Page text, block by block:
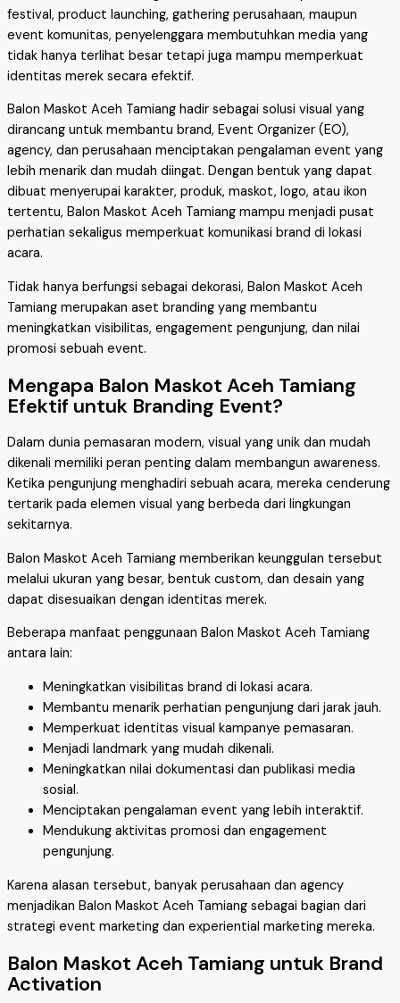
festival, product launching, gathering perusahaan, maupun
event komunitas, penyelenggara membutuhkan media yang
tidak hanya terlihat besar tetapi juga mampu memperkuat
identitas merek secara efektif.
Balon Maskot Aceh Tamiang hadir sebagai solusi visual yang
dirancang untuk membantu brand, Event Organizer (EO),
agency, dan perusahaan menciptakan pengalaman event yang
lebih menarik dan mudah diingat. Dengan bentuk yang dapat
dibuat menyerupai karakter, produk, maskot, logo, atau ikon
tertentu, Balon Maskot Aceh Tamiang mampu menjadi pusat
perhatian sekaligus memperkuat komunikasi brand di lokasi
acara.
Tidak hanya berfungsi sebagai dekorasi, Balon Maskot Aceh
Tamiang merupakan aset branding yang membantu
meningkatkan visibilitas, engagement pengunjung, dan nilai
promosi sebuah event.
Mengapa Balon Maskot Aceh Tamiang
Efektif untuk Branding Event?
Dalam dunia pemasaran modern, visual yang unik dan mudah
dikenali memiliki peran penting dalam membangun awareness.
Ketika pengunjung menghadiri sebuah acara, mereka cenderung
tertarik pada elemen visual yang berbeda dari lingkungan
sekitarnya.
Balon Maskot Aceh Tamiang memberikan keunggulan tersebut
melalui ukuran yang besar, bentuk custom, dan desain yang
dapat disesuaikan dengan identitas merek.
Beberapa manfaat penggunaan Balon Maskot Aceh Tamiang
antara lain:
Meningkatkan visibilitas brand di lokasi acara.
Membantu menarik perhatian pengunjung dari jarak jauh.
Memperkuat identitas visual kampanye pemasaran.
Menjadi landmark yang mudah dikenali.
Meningkatkan nilai dokumentasi dan publikasi media
sosial.
Menciptakan pengalaman event yang lebih interaktif.
Mendukung aktivitas promosi dan engagement
pengunjung.
Karena alasan tersebut, banyak perusahaan dan agency
menjadikan Balon Maskot Aceh Tamiang sebagai bagian dari
strategi event marketing dan experiential marketing mereka.
Balon Maskot Aceh Tamiang untuk Brand
Activation